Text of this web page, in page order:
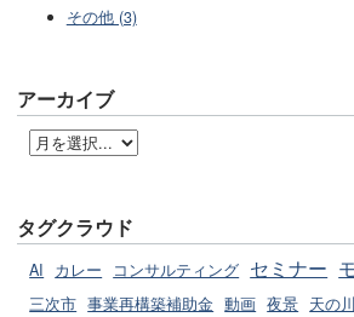
その他 (3)
アーカイブ
タグクラウド
AI カレー コンサルティング セミナー
三次市 事業再構築補助金 動画 夜景 天の川